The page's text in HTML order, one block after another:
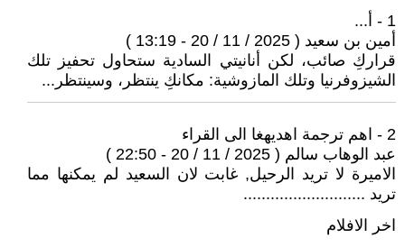
1 - أ...
أمين بن سعيد ( 2025 / 11 / 20 - 13:19 )
قراركِ صائب، لكن أنانيتي السادية ستحاول تحفيز تلك
الشيزوفرنيا وتلك المازوشية: مكانكِ ينتظر، وسينتظر...
2 - اهم ترجمة اهديهغا الى القراء
عبد الوهاب سالم ( 2025 / 11 / 20 - 22:50 )
الاميرة لا تريد الرحيل, غابت لان السعيد لم يمكنها مما
تريد ...........................
اخر الافلام